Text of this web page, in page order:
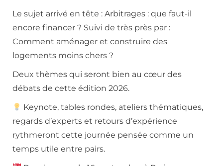
Le sujet arrivé en tête : Arbitrages : que faut-il
encore financer ? Suivi de très près par :
Comment aménager et construire des
logements moins chers ?
Deux thèmes qui seront bien au cœur des
débats de cette édition 2026.
Keynote, tables rondes, ateliers thématiques,
regards d’experts et retours d’expérience
rythmeront cette journée pensée comme un
temps utile entre pairs.